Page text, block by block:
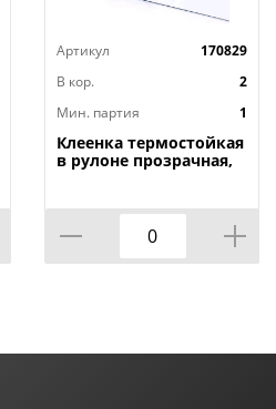
Артикул
170829
В кор.
2
Мин. партия
1
Клеенка термостойкая
в рулоне прозрачная,
HOZBAT